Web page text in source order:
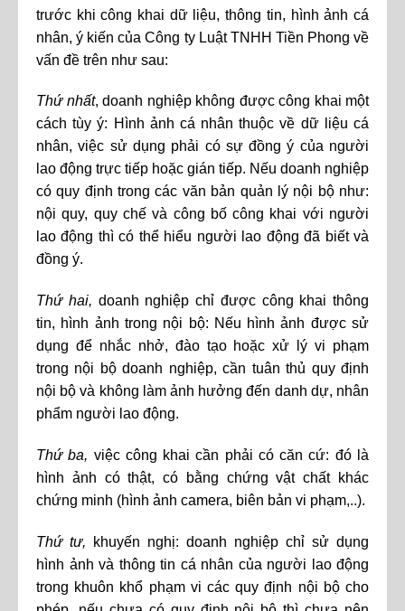
trước khi công khai dữ liệu, thông tin, hình ảnh cá
nhân, ý kiến của Công ty Luật TNHH Tiền Phong về
vấn đề trên như sau:
Thứ nhất, doanh nghiệp không được công khai một
cách tùy ý: Hình ảnh cá nhân thuộc về dữ liệu cá
nhân, việc sử dụng phải có sự đồng ý của người
lao động trực tiếp hoặc gián tiếp. Nếu doanh nghiệp
có quy định trong các văn bản quản lý nội bộ như:
nội quy, quy chế và công bố công khai với người
lao động thì có thể hiểu người lao động đã biết và
đồng ý.
Thứ hai, doanh nghiệp chỉ được công khai thông
tin, hình ảnh trong nội bộ: Nếu hình ảnh được sử
dụng để nhắc nhở, đào tạo hoặc xử lý vi phạm
trong nội bộ doanh nghiệp, cần tuân thủ quy định
nội bộ và không làm ảnh hưởng đến danh dự, nhân
phẩm người lao động.
Thứ ba, việc công khai cần phải có căn cứ: đó là
hình ảnh có thật, có bằng chứng vật chất khác
chứng minh (hình ảnh camera, biên bản vi phạm,..).
Thứ tư, khuyến nghị: doanh nghiệp chỉ sử dụng
hình ảnh và thông tin cá nhân của người lao động
trong khuôn khổ phạm vi các quy định nội bộ cho